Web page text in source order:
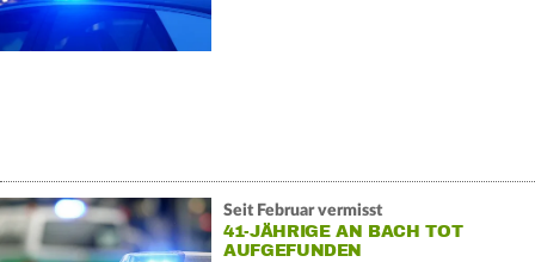
Seit Februar vermisst
41-JÄHRIGE AN BACH TOT
AUFGEFUNDEN